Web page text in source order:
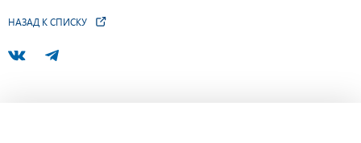
НАЗАД К СПИСКУ